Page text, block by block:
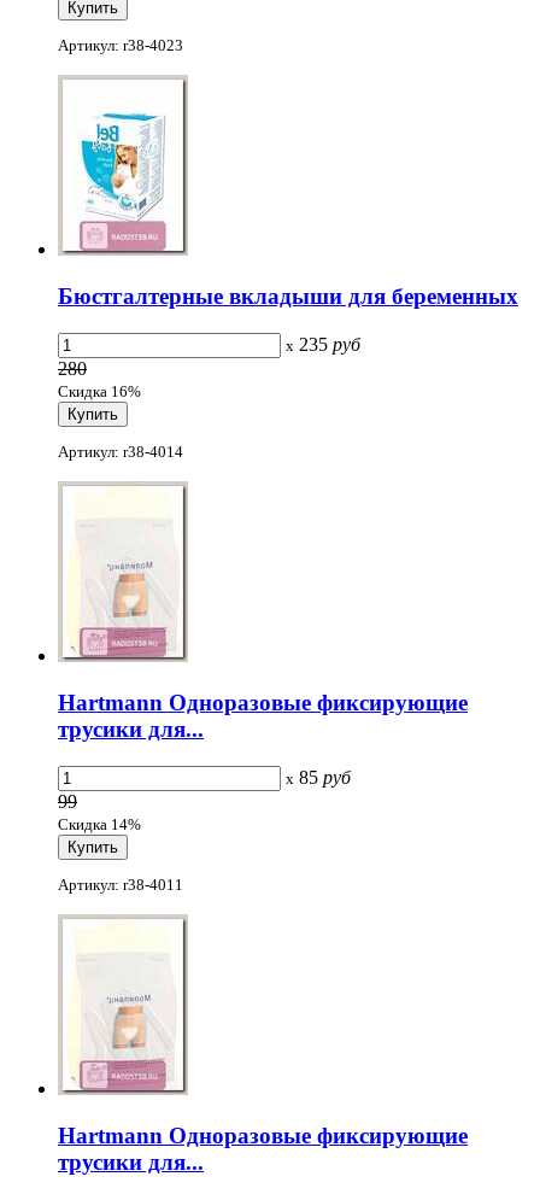
Артикул: r38-4023
Бюстгалтерные вкладыши для беременных
x 235 руб
280
Скидка 16%
Артикул: r38-4014
Hartmann Одноразовые фиксирующие
трусики для...
x 85 руб
99
Скидка 14%
Артикул: r38-4011
Hartmann Одноразовые фиксирующие
трусики для...